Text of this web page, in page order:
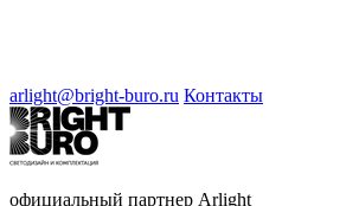
arlight@bright-buro.ru Контакты
официальный партнер Arlight